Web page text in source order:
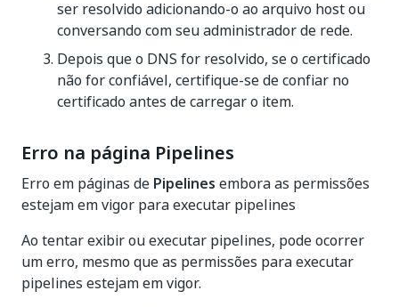
ser resolvido adicionando-o ao arquivo host ou
conversando com seu administrador de rede.
Depois que o DNS for resolvido, se o certificado
não for confiável, certifique-se de confiar no
certificado antes de carregar o item.
Erro na página Pipelines
Erro em páginas de Pipelines embora as permissões
estejam em vigor para executar pipelines
Ao tentar exibir ou executar pipelines, pode ocorrer
um erro, mesmo que as permissões para executar
pipelines estejam em vigor.